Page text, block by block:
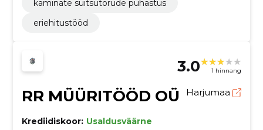
kaminate suitsutorude puhastus
eriehitustööd
3.0 1 hinnang
RR MÜÜRITÖÖD OÜ Harjumaa
Krediidiskoor: Usaldusväärne